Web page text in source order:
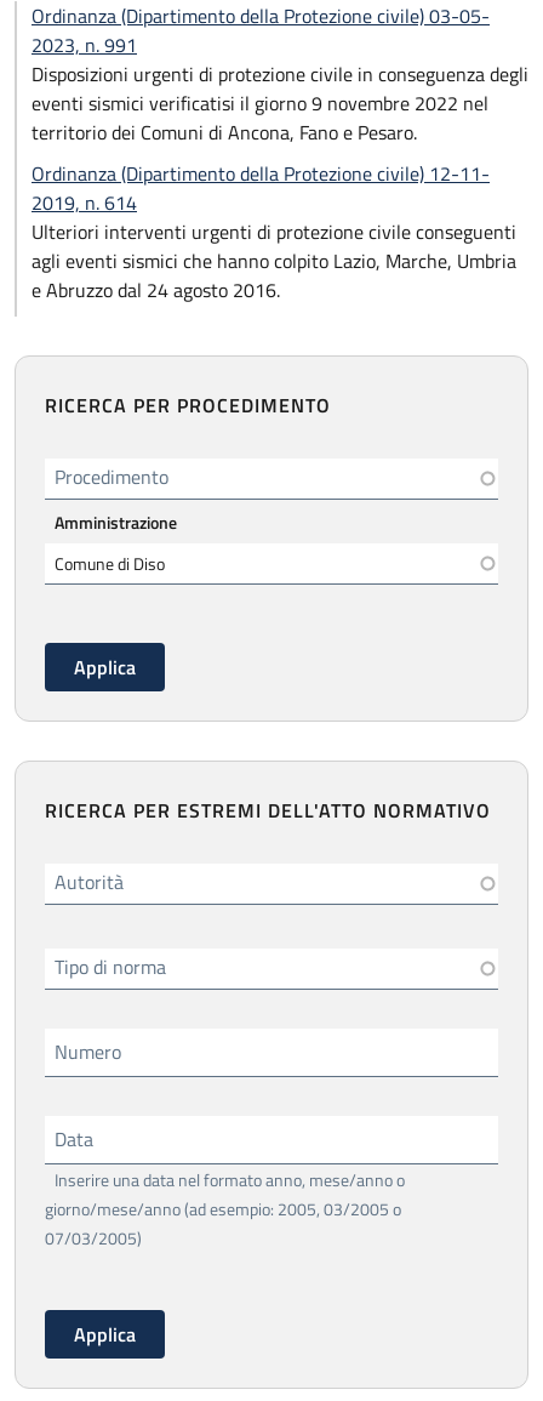
Ordinanza (Dipartimento della Protezione civile) 03-05-
2023, n. 991
Disposizioni urgenti di protezione civile in conseguenza degli
eventi sismici verificatisi il giorno 9 novembre 2022 nel
territorio dei Comuni di Ancona, Fano e Pesaro.
Ordinanza (Dipartimento della Protezione civile) 12-11-
2019, n. 614
Ulteriori interventi urgenti di protezione civile conseguenti
agli eventi sismici che hanno colpito Lazio, Marche, Umbria
e Abruzzo dal 24 agosto 2016.
RICERCA PER PROCEDIMENTO
Procedimento
Amministrazione
RICERCA PER ESTREMI DELL'ATTO NORMATIVO
Autorità
Tipo di norma
Numero
Data
Inserire una data nel formato anno, mese/anno o
giorno/mese/anno (ad esempio: 2005, 03/2005 o
07/03/2005)